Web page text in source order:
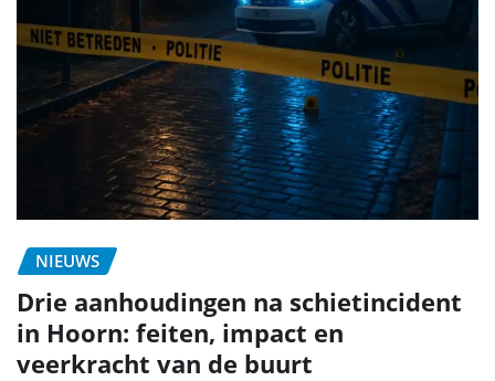
NIEUWS
Drie aanhoudingen na schietincident
in Hoorn: feiten, impact en
veerkracht van de buurt